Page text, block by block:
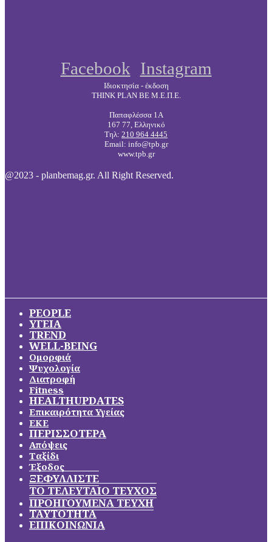
Facebook Instagram
Ιδιοκτησία - έκδοση
THINK PLAN BE Μ.Ε.Π.Ε.
Παπαφλέσσα 1Α
167 77, Ελληνικό
Τηλ: 210 964 4445
Email: info@tpb.gr
www.tpb.gr
@2023 - planbemag.gr. All Right Reserved.
PEOPLE
ΥΓΕΙΑ
TREND
WELL-BEING
Ομορφιά
Ψυχολογία
Διατροφή
Fitness
HEALTHUPDATES
Επικαιρότητα Υγείας
ΕΚΕ
ΠΕΡΙΣΣΟΤΕΡΑ
Απόψεις
Ταξίδι
Έξοδος
ΞΕΦΥΛΛΙΣΤΕ
ΤΟ ΤΕΛΕΥΤΑΙΟ ΤΕΥΧΟΣ
ΠΡΟΗΓΟΥΜΕΝΑ ΤΕΥΧΗ
ΤΑΥΤΟΤΗΤΑ
ΕΠΙΚΟΙΝΩΝΙΑ